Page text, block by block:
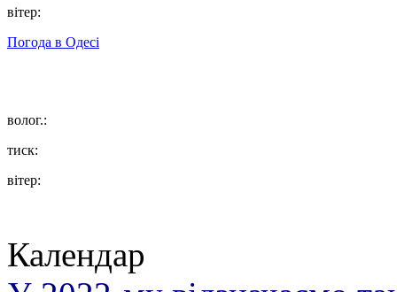
вітер:
Погода в Одесі
волог.:
тиск:
вітер:
Календар